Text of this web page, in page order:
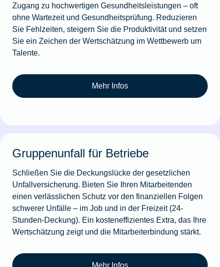
Zugang zu hochwertigen Gesundheitsleistungen – oft
ohne Wartezeit und Gesundheitsprüfung. Reduzieren
Sie Fehlzeiten, steigern Sie die Produktivität und setzen
Sie ein Zeichen der Wertschätzung im Wettbewerb um
Talente.
Mehr Infos
Gruppenunfall für Betriebe
Schließen Sie die Deckungslücke der gesetzlichen
Unfallversicherung. Bieten Sie Ihren Mitarbeitenden
einen verlässlichen Schutz vor den finanziellen Folgen
schwerer Unfälle – im Job und in der Freizeit (24-
Stunden-Deckung). Ein kosteneffizientes Extra, das Ihre
Wertschätzung zeigt und die Mitarbeiterbindung stärkt.
Mehr Infos